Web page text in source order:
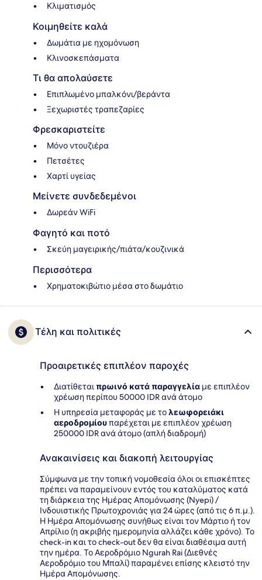
Κλιματισμός
Κοιμηθείτε καλά
Δωμάτια με ηχομόνωση
Κλινοσκεπάσματα
Τι θα απολαύσετε
Επιπλωμένο μπαλκόνι/βεράντα
Ξεχωριστές τραπεζαρίες
Φρεσκαριστείτε
Μόνο ντουζιέρα
Πετσέτες
Χαρτί υγείας
Μείνετε συνδεδεμένοι
Δωρεάν WiFi
Φαγητό και ποτό
Σκεύη μαγειρικής/πιάτα/κουζινικά
Περισσότερα
Χρηματοκιβώτιο μέσα στο δωμάτιο
Τέλη και πολιτικές
Προαιρετικές επιπλέον παροχές
Διατίθεταιπρωινό κατά παραγγελία με επιπλέον
χρέωση περίπου 50000 IDR ανά άτομο
Η υπηρεσία μεταφοράς με τολεωφορειάκι
αεροδρομίουπαρέχεται με επιπλέον χρέωση
250000 IDR ανά άτομο (απλή διαδρομή)
Ανακαινίσεις και διακοπή λειτουργίας
Σύμφωνα με την τοπική νομοθεσία όλοι οι επισκέπτες
πρέπει να παραμείνουν εντός του καταλύματος κατά
τη διάρκεια της Ημέρας Απομόνωσης (Nyepi) /
Ινδουιστικής Πρωτοχρονιάς για 24 ώρες (από τις 6 π.μ.).
Η Ημέρα Απομόνωσης συνήθως είναι τον Μάρτιο ή τον
Απρίλιο (η ακριβής ημερομηνία αλλάζει κάθε χρόνο). Το
check-in και το check-out δεν θα είναι διαθέσιμα αυτή
την ημέρα. Το Αεροδρόμιο Ngurah Rai (Διεθνές
Αεροδρόμιο του Μπαλί) παραμένει επίσης κλειστό την
Ημέρα Απομόνωσης.